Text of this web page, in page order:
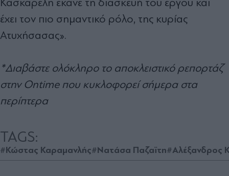
Κασκαρέλη έκανε τη διασκευή του έργου και
έχει τον πιο σημαντικό ρόλο, της κυρίας
Ατυχήσασας».
*Διαβάστε ολόκληρο το αποκλειστικό ρεπορτάζ
στην Ontime που κυκλοφορεί σήμερα στα
περίπτερα
TAGS:
#Κώστας Καραμανλής#Νατάσα Παζαϊτη#Αλέξανδρος